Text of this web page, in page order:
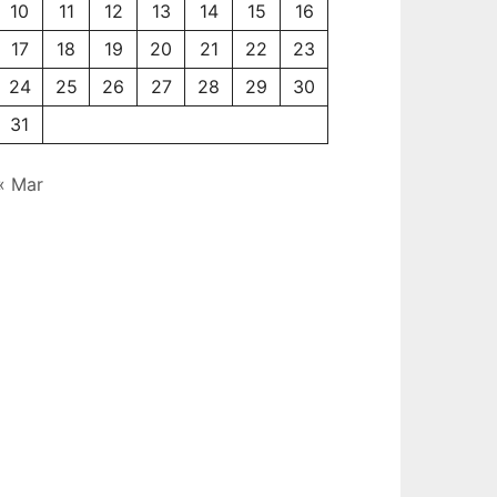
10 11 12 13 14 15
16
17
18 19 20 21 22
23
24
25 26 27 28 29
30
31
Mar